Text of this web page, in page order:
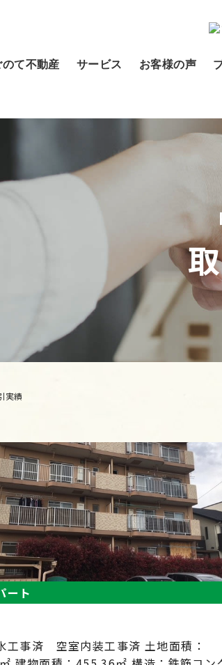
のて不動産 サービス お客様の声
実績
ート
工事済 空室内装工事済 土地面積：